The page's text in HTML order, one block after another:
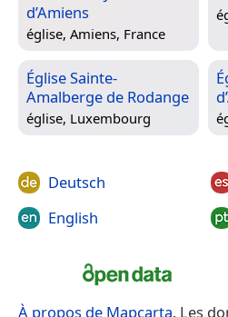
d’Amiens
église, Amiens, France
Église Sainte-
Amalberge de Rodange
église, Luxembourg
Deutsch
English
À propos de Mapcarta. Les